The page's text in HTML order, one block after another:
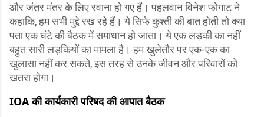
और जंतर मंतर के लिए रवाना हो गए हैं। पहलवान विनेश फोगाट ने
कहाकि, हम सभी मुद्दे रख रहे हैं। ये सिर्फ कुश्ती की बात होती तो क्या
पता एक घंटे की बैठक में समाधान हो जाता। ये एक लड़की का नहीं
बहुत सारी लड़कियों का मामला है। हम खुलेतौर पर एक-एक का
खुलासा नहीं कर सकते, इस तरह से उनके जीवन और परिवारों को
खतरा होगा।
IOA की कार्यकारी परिषद की आपात बैठक